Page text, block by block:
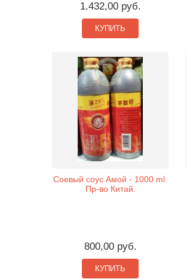
1.432,00 руб.
КУПИТЬ
Соевый соус Амой - 1000 ml.
Пр-во Китай.
800,00 руб.
КУПИТЬ